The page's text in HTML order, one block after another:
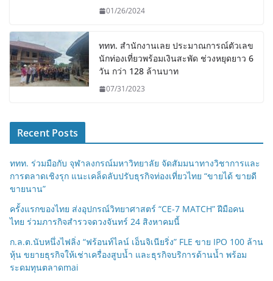
01/26/2024
ททท. สำนักงานเลย ประมาณการณ์ตัวเลข
นักท่องเที่ยวพร้อมเงินสะพัด ช่วงหยุดยาว 6
วัน กว่า 128 ล้านบาท
07/31/2023
Recent Posts
ททท. ร่วมมือกับ จุฬาลงกรณ์มหาวิทยาลัย จัดสัมมนาทางวิชาการและ
การตลาดเชิงรุก แนะเคล็ดลับปรับธุรกิจท่องเที่ยวไทย “ขายได้ ขายดี
ขายนาน”
ครั้งแรกของไทย ส่งอุปกรณ์วิทยาศาสตร์ “CE-7 MATCH” ฝีมือคน
ไทย ร่วมภารกิจสำรวจดวงจันทร์ 24 สิงหาคมนี้
ก.ล.ต.นับหนึ่งไฟลิ่ง “ฟร้อนท์ไลน์ เอ็นจิเนียริ่ง” FLE ขาย IPO 100 ล้าน
หุ้น ขยายธุรกิจให้เช่าเครื่องสูบน้ำ และธุรกิจบริการด้านน้ำ พร้อม
ระดมทุนตลาดmai